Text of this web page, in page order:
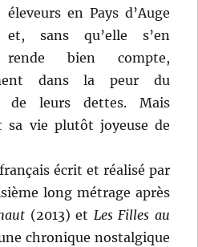
éleveurs en Pays d’Auge
et, sans qu’elle s’en
rende bien compte,
dans la peur du
de leurs dettes. Mais
sa vie plutôt joyeuse de
écrit et réalisé par
long métrage après
(2013) et Les Filles au
chronique nostalgique